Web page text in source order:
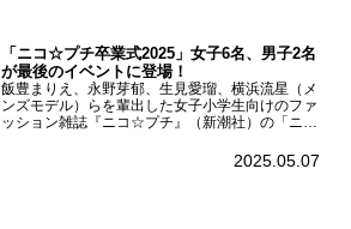
「ニコ☆プチ卒業式2025」女子6名、男子2名
が最後のイベントに登場！
飯豊まりえ、永野芽郁、生見愛瑠、横浜流星（メ
ンズモデル）らを輩出した女子小学生向けのファ
ッション雑誌『ニコ☆プチ』（新潮社）の「ニコ
モード学園コクーンタワーで開催され、卒業モデ
2025.05.07